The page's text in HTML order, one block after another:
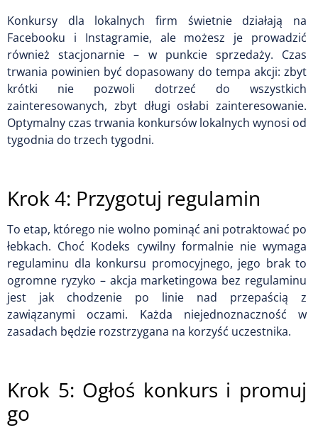
Konkursy dla lokalnych firm świetnie działają na
Facebooku i Instagramie, ale możesz je prowadzić
również stacjonarnie – w punkcie sprzedaży. Czas
trwania powinien być dopasowany do tempa akcji: zbyt
krótki nie pozwoli dotrzeć do wszystkich
zainteresowanych, zbyt długi osłabi zainteresowanie.
Optymalny czas trwania konkursów lokalnych wynosi od
tygodnia do trzech tygodni.
Krok 4: Przygotuj regulamin
To etap, którego nie wolno pominąć ani potraktować po
łebkach. Choć Kodeks cywilny formalnie nie wymaga
regulaminu dla konkursu promocyjnego, jego brak to
ogromne ryzyko – akcja marketingowa bez regulaminu
jest jak chodzenie po linie nad przepaścią z
zawiązanymi oczami. Każda niejednoznaczność w
zasadach będzie rozstrzygana na korzyść uczestnika.
Krok 5: Ogłoś konkurs i promuj
go